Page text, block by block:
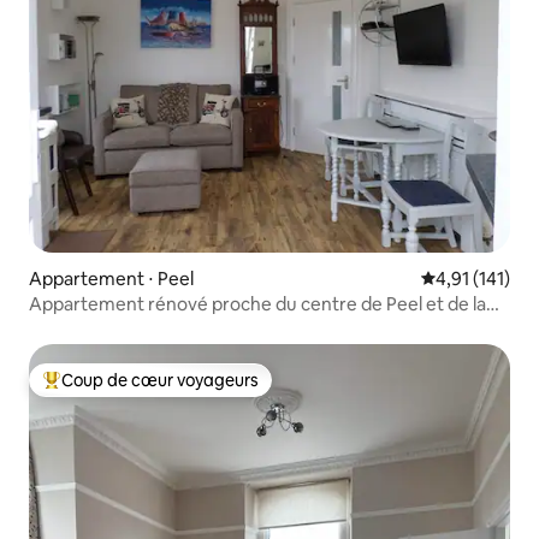
Appartement ⋅ Peel Évaluation
4,91 (141)
Appartement rénové proche du centre de Peel et de la
Coups de cœur voyageurs les plus appréciés
Coup de cœur voyageurs